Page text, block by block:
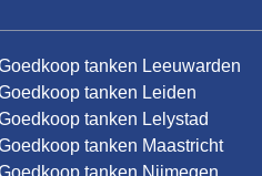
tanken Leeuwarden
tanken Leiden
tanken Lelystad
tanken Maastricht
tanken Nijmegen